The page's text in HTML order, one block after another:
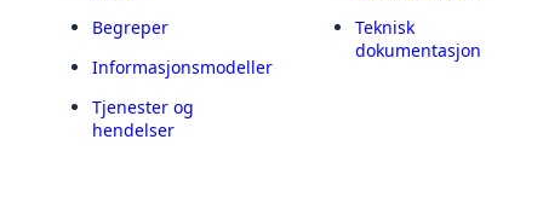
Begreper
Informasjonsmodeller
Tjenester og
hendelser
Teknisk
dokumentasjon